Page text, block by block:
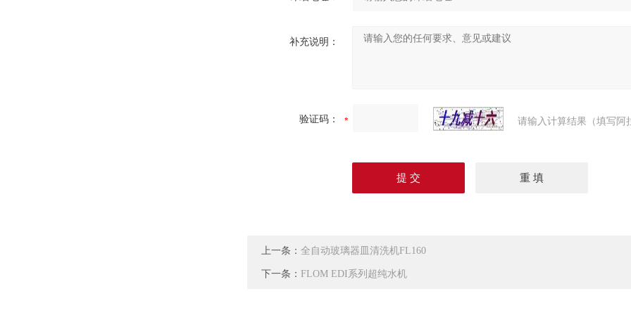
补充说明：
验证码： 请输入计算结果（填写阿
上一条：全自动玻璃器皿清洗机FL160
下一条： FLOM EDI系列超纯水机